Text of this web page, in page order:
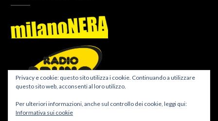
Privacy e cookie: questo sito utilizza i cookie. Continuando a utilizzare
questo sito web, acconsenti al loro utilizzo.
Per ulteriori informazioni, anche sul controllo dei cookie, leggi qui:
Informativa sui cookie